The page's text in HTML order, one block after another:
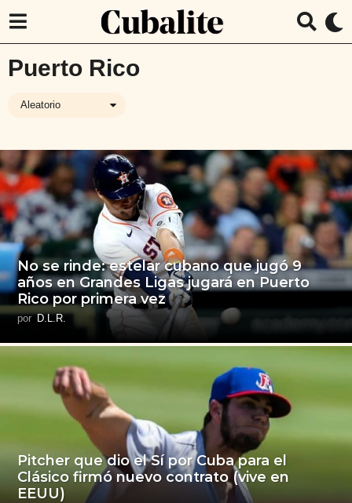
Puerto Rico
Aleatorio
No se rinde: estelar cubano que jugó 9
años en Grandes Ligas jugará en Puerto
Rico por primera vez
por D.L.R.
Pitcher que dio el Sí por Cuba para el
Clásico firmó nuevo contrato (vive en
EEUU)